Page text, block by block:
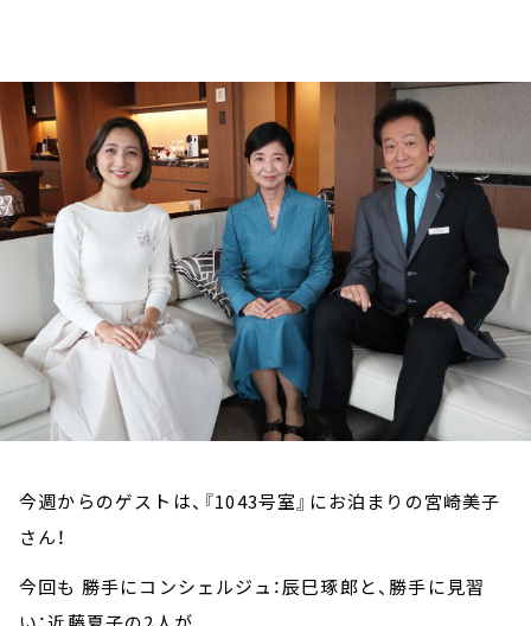
トピックス
TBS Podcast
お知らせ
イベント・グッズ
YouTube
会社情報
今週からのゲストは、『1043号室』にお泊まりの宮崎美子
さん！
今回も 勝手にコンシェルジュ：辰巳琢郎と、勝手に見習